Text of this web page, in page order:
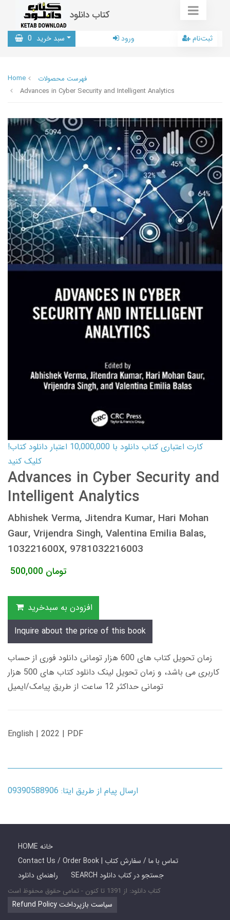
کتاب دانلود
سبد خرید 0 ورود ثبت‌نام
Home
فهرست محصولات
Advances in Cyber Security and Intelligent Analytics
کارت اعتباری کتاب دانلود با 10,000,000 اعتبار دانلود کتاب!
کلیک کنید
Advances in Cyber Security and
Intelligent Analytics
Abhishek Verma, Jitendra Kumar, Hari Mohan
Gaur, Vrijendra Singh, Valentina Emilia Balas,
103221600X, 9781032216003
500,000 تومان
افزودن به سبدخرید
Inquire about the price of this book
زمان تحویل کتاب های 600 هزار تومانی دانلود فوری از حساب
کاربری می باشد، و زمان تحویل لینک دانلود کتاب های 500 هزار
تومانی حداکثر 12 ساعت از طریق پیامک/ایمیل
English | 2022 | PDF
ارسال پیام از طریق ایتا: 09390588906
HOME خانه
Contact Us / Order Book | تماس با ما / سفارش کتاب
راهنمای دانلود
SEARCH جستجو در کتاب دانلود
کتاب دانلود: از 1391 تا کنون - تمامی حقوق محفوظ است
Refund Policy سیاست بازپرداخت